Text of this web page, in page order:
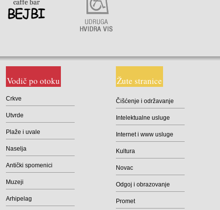
Vodič po otoku
Crkve
Utvrde
Plaže i uvale
Naselja
Antički spomenici
Muzeji
Arhipelag
Žute stranice
Čišćenje i održavanje
Intelektualne usluge
Internet i www usluge
Kultura
Novac
Odgoj i obrazovanje
Promet